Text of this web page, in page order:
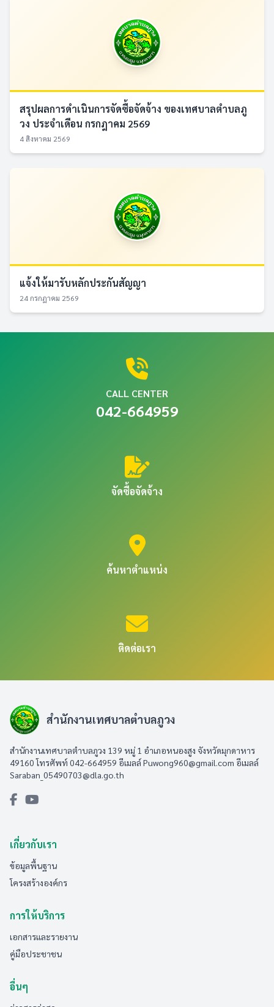
สรุปผลการดำเนินการจัดซื้อจัดจ้าง ของเทศบาลตำบลภู
วง ประจำเดือน กรกฎาคม 2569
4 สิงหาคม 2569
แจ้งให้มารับหลักประกันสัญญา
24 กรกฎาคม 2569
CALL CENTER
042-664959
จัดซื้อจัดจ้าง
ค้นหาตำแหน่ง
ติดต่อเรา
สำนักงานเทศบาลตำบลภูวง
สำนักงานเทศบาลตำบลภูวง 139 หมู่ 1 อำเภอหนองสูง จังหวัดมุกดาหาร
49160 โทรศัพท์ 042-664959 อีเมลล์Puwong960@gmail.com อีเมลล์
Saraban_05490703@dla.go.th
เกี่ยวกับเรา
ข้อมูลพื้นฐาน
โครงสร้างองค์กร
การให้บริการ
เอกสารและรายงาน
คู่มือประชาชน
อื่นๆ